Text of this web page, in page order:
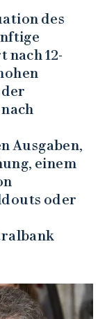
des
12-
der
Ausgaben,
einem
oder